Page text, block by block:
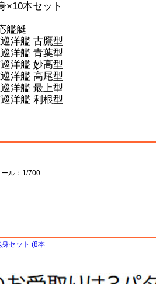
×10本セット
艦艇
洋艦 古鷹型
洋艦 青葉型
洋艦 妙高型
洋艦 高尾型
洋艦 最上型
洋艦 利根型
ル：1/700
セット (8本